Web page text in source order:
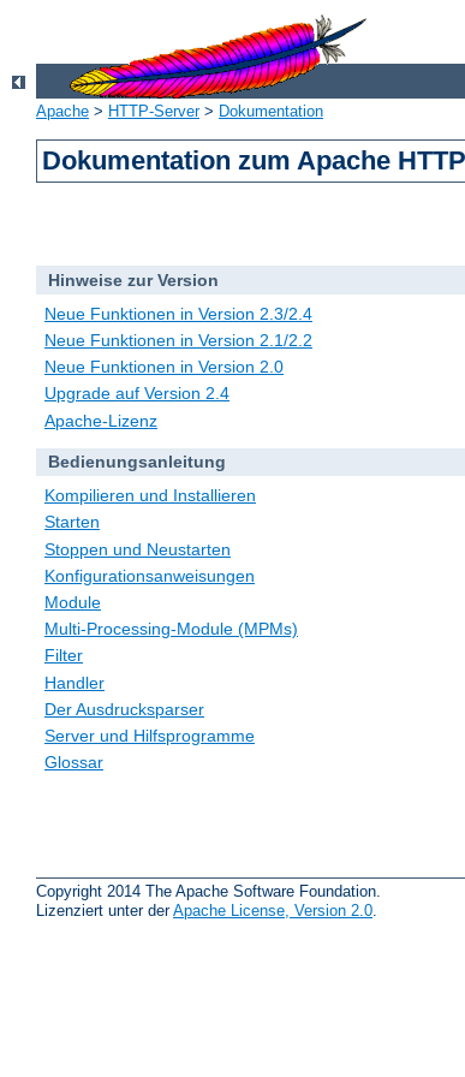
Apache > HTTP-Server> Dokumentation
Dokumentation zum Apache
Hinweise zur Version
Neue Funktionen in Version 2.3/2.4
Neue Funktionen in Version 2.1/2.2
Neue Funktionen in Version 2.0
Upgrade auf Version 2.4
Apache-Lizenz
Bedienungsanleitung
Kompilieren und Installieren
Starten
Stoppen und Neustarten
Konfigurationsanweisungen
Module
Multi-Processing-Module (MPMs)
Filter
Handler
Der Ausdrucksparser
Server und Hilfsprogramme
Glossar
Copyright 2014 The Apache Software Foundation.
Lizenziert unter derApache License, Version 2.0